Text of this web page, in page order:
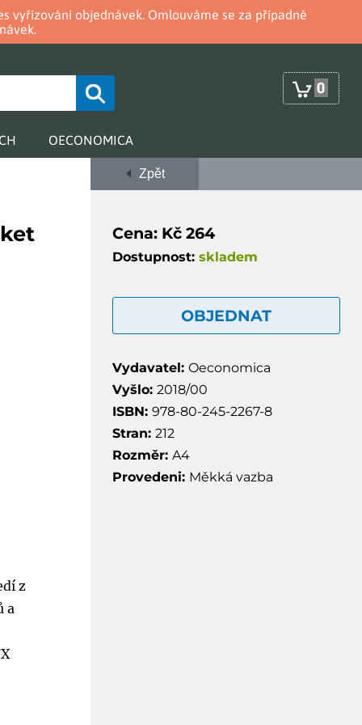
vyřizování objednávek. Omlouváme se za případné
0
OECONOMICA
Zpět
Cena: Kč 264
Dostupnost: skladem
OBJEDNAT
Vydavatel: Oeconomica
Vyšlo: 2018/00
ISBN: 978-80-245-2267-8
Stran: 212
Rozměr: A4
Provedeni: Měkká vazba
z
a